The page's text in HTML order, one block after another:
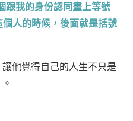
跟我的身份認同畫上等號
人的時候，後面就是括號
他覺得自己的人生不只是